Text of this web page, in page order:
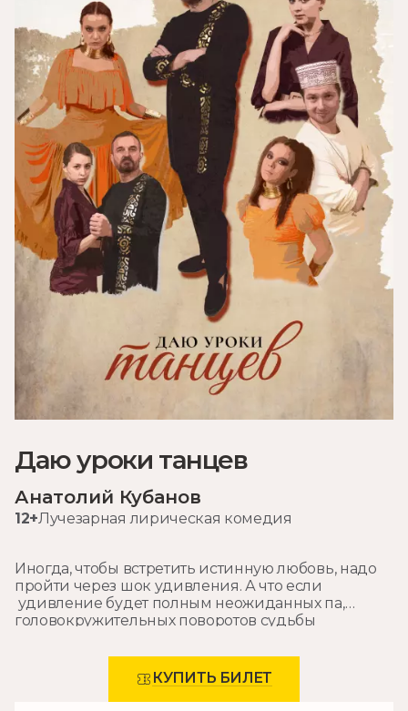
Даю уроки танцев
Анатолий Кубанов
12+Лучезарная лирическая комедия
КУПИТЬ БИЛЕТ
Иногда, чтобы встретить истинную любовь, надо
пройти через шок удивления. А что если
удивление будет полным неожиданных па,
головокружительных поворотов судьбы